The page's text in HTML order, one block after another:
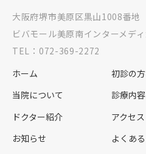
大阪府堺市美原区黒山1008番地
ビバモール美原南インターメデ
TEL：072-369-2272
ホーム
初診の
当院について
診療内容
ドクター紹介
アクセ
お知らせ
よくあ